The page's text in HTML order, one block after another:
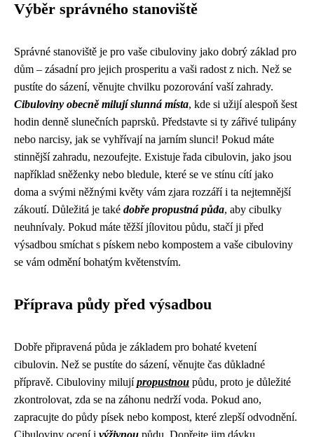
Výběr správného stanoviště
Správné stanoviště je pro vaše cibuloviny jako dobrý základ pro
dům – zásadní pro jejich prosperitu a vaši radost z nich. Než se
pustíte do sázení, věnujte chvilku pozorování vaší zahrady.
Cibuloviny obecně milují slunná místa, kde si užijí alespoň šest
hodin denně slunečních paprsků. Představte si ty zářivé tulipány
nebo narcisy, jak se vyhřívají na jarním slunci! Pokud máte
stinnější zahradu, nezoufejte. Existuje řada cibulovin, jako jsou
například sněženky nebo bledule, které se ve stínu cítí jako
doma a svými něžnými květy vám zjara rozzáří i ta nejtemnější
zákoutí. Důležitá je také dobře propustná půda, aby cibulky
neuhnívaly. Pokud máte těžší jílovitou půdu, stačí ji před
výsadbou smíchat s pískem nebo kompostem a vaše cibuloviny
se vám odmění bohatým květenstvím.
Příprava půdy před výsadbou
Dobře připravená půda je základem pro bohaté kvetení
cibulovin. Než se pustíte do sázení, věnujte čas důkladné
přípravě. Cibuloviny milujípropustnou půdu, proto je důležité
zkontrolovat, zda se na záhonu nedrží voda. Pokud ano,
zapracujte do půdy písek nebo kompost, které zlepší odvodnění.
Cibuloviny ocení i výživnou půdu. Dopřejte jim dávku